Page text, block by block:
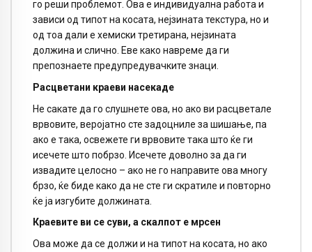
го реши проблемот. Ова е индивидуална работа и
зависи од типот на косата, нејзината текстура, но и
од тоа дали е хемиски третирана, нејзината
должина и слично. Еве како навреме да ги
препознаете предупредувачките знаци.
Расцветани краеви насекаде
Не сакате да го слушнете ова, но ако ви расцветале
врвовите, веројатно сте задоцниле за шишање, па
ако е така, освежете ги врвовите така што ќе ги
исечете што побрзо. Исечете доволно за да ги
извадите целосно – ако не го направите ова многу
брзо, ќе биде како да не сте ги скратиле и повторно
ќе ја изгубите должината.
Краевите ви се суви, а скалпот е мрсен
Ова може да се должи и на типот на косата, но ако